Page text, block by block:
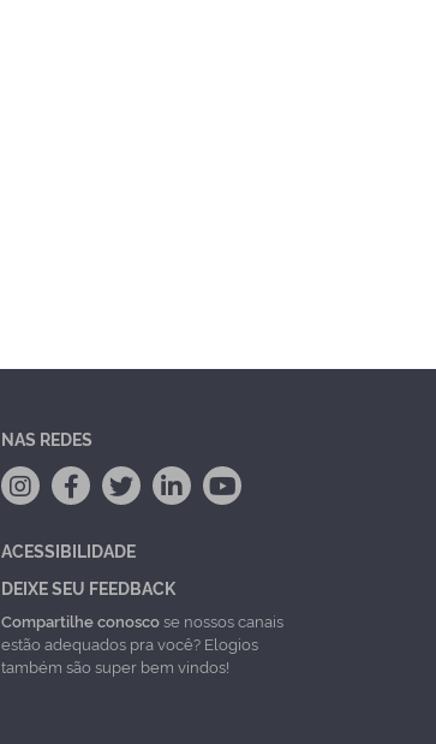
NAS REDES
ACESSIBILIDADE
DEIXE SEU FEEDBACK
Compartilhe conoscose nossos canais
estão adequados pra você? Elogios
também são super bem vindos!